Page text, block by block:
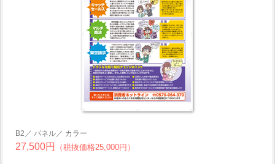
B2／ パネル／ カラー
27,500円 （税抜価格25,000円）